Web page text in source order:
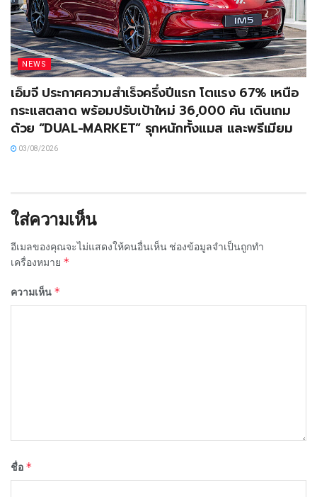
NEWS
เอ็มจี ประกาศความสำเร็จครึ่งปีแรก โตแรง 67% เหนือ
กระแสตลาด พร้อมปรับเป้าใหม่ 36,000 คัน เดินเกม
ด้วย “DUAL-MARKET” รุกหนักทั้งแมส และพรีเมียม
03/08/2026
ใส่ความเห็น
อีเมลของคุณจะไม่แสดงให้คนอื่นเห็น ช่องข้อมูลจำเป็นถูกทำ
เครื่องหมาย *
ความเห็น *
ชื่อ *